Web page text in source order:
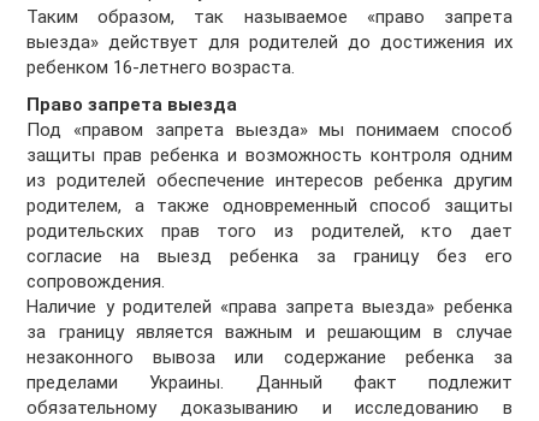
Таким образом, так называемое «право запрета
выезда» действует для родителей до достижения их
ребенком 16-летнего возраста.
Право запрета выезда
Под «правом запрета выезда» мы понимаем способ
защиты прав ребенка и возможность контроля одним
из родителей обеспечение интересов ребенка другим
родителем, а также одновременный способ защиты
родительских прав того из родителей, кто дает
согласие на выезд ребенка за границу без его
сопровождения.
Наличие у родителей «права запрета выезда» ребенка
за границу является важным и решающим в случае
незаконного вывоза или содержание ребенка за
пределами Украины. Данный факт подлежит
обязательному доказыванию и исследованию в